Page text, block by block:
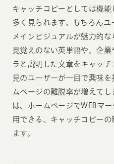
キャッチコピーとしては機
多く見られます。もちろん
メインビジュアルが魅力的な
見覚えのない英単語や、企
ラと説明した文章をキャッ
見のユーザーが一目で興味
ムページの離脱率が増えて
は、ホームページでWEBマ
用できる、キャッチコピー
ます。